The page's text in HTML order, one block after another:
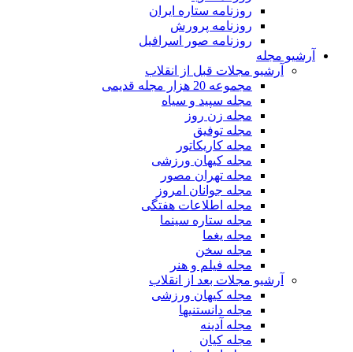
روزنامه ستاره ایران
روزنامه پرورش
روزنامه صور اسرافیل
آرشیو مجله
آرشیو مجلات قبل از انقلاب
مجموعه 20 هزار مجله قدیمی
مجله سپید و سیاه
مجله زن روز
مجله توفیق
مجله کاریکاتور
مجله کیهان ورزشی
مجله تهران مصور
مجله جوانان امروز
مجله اطلاعات هفتگی
مجله ستاره سینما
مجله یغما
مجله سخن
مجله فیلم و هنر
آرشیو مجلات بعد از انقلاب
مجله کیهان ورزشی
مجله دانستنیها
مجله آدینه
مجله کیان